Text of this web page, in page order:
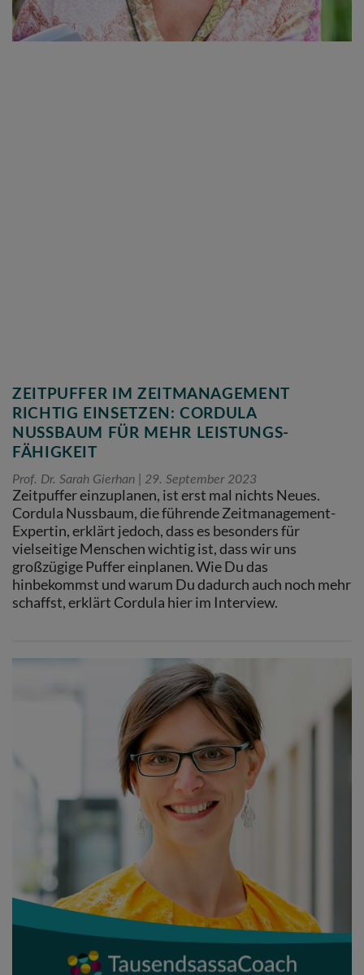
ZEITPUFFER IM ZEITMANAGEMENT
RICHTIG EINSETZEN: CORDULA
NUSSBAUM FÜR MEHR LEISTUNGS­
FÄHIGKEIT
Prof. Dr. Sarah Gierhan 29. September 2023
Zeitpuffer einzuplanen, ist erst mal nichts Neues.
Cordula Nussbaum, die führende Zeitmanagement-
Expertin, erklärt jedoch, dass es besonders für
vielseitige Menschen wichtig ist, dass wir uns
großzügige Puffer einplanen. Wie Du das
hinbekommst und warum Du dadurch auch noch mehr
schaffst, erklärt Cordula hier im Interview.